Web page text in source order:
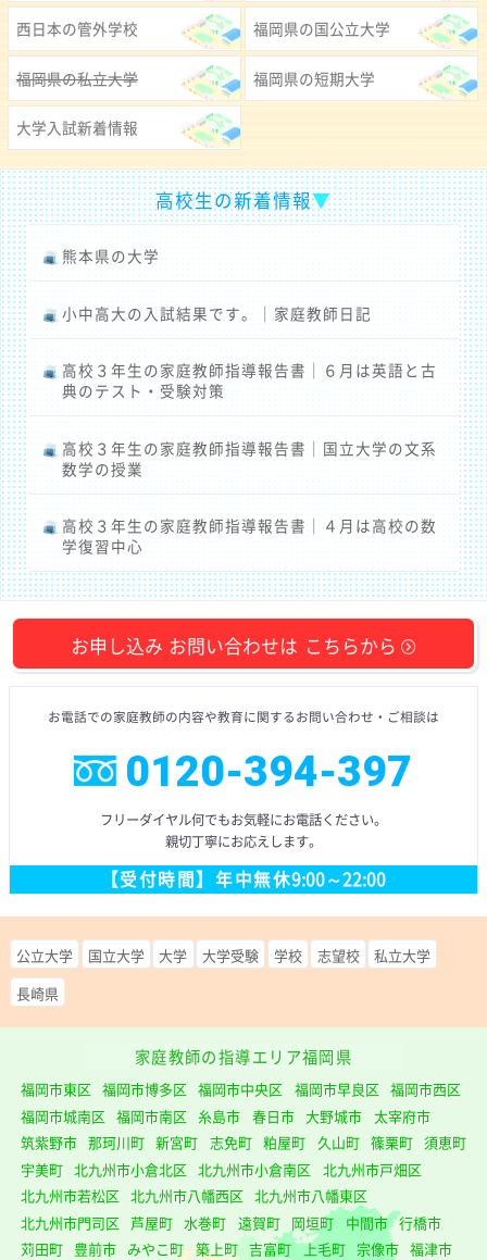
西日本の管外学校 福岡県の国公立大学
福岡県の私立大学 福岡県の短期大学
大学入試新着情報
高校生の新着情報▼
熊本県の大学
小中高大の入試結果です。｜家庭教師日記
高校３年生の家庭教師指導報告書｜６月は英語と古
典のテスト・受験対策
高校３年生の家庭教師指導報告書｜国立大学の文系
数学の授業
高校３年生の家庭教師指導報告書｜４月は高校の数
学復習中心
お申し込み お問い合わせは こちらから
お電話での家庭教師の内容や教育に関するお問い合わせ ・ご相談は
0120-394-397
フリーダイヤル何でもお気軽にお電話ください。
親切丁寧にお応えします。
【受付時間】年中無休9:00～22:00
公立大学 国立大学 大学 大学受験 学校 志望校
私立大学
長崎県
家庭教師の指導エリア福岡県
福岡市東区 福岡市博多区 福岡市中央区 福岡市早良区 福岡市西区
福岡市城南区 福岡市南区 糸島市 春日市 大野城市 太宰府市
筑紫野市 那珂川町 新宮町 志免町 粕屋町 久山町 篠栗町 須恵町
宇美町 北九州市小倉北区 北九州市小倉南区
北九州市戸畑区
北九州市若松区 北九州市八幡西区 北九州市八幡東区
北九州市門司区 芦屋町 水巻町 遠賀町 岡垣町 中間市 行橋市
苅田町 豊前市 みやこ町 築上町 吉富町 上毛町 宗像市 福津市